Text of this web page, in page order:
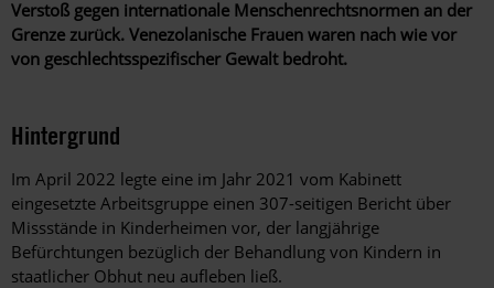
Verstoß gegen internationale Menschenrechtsnormen an der
Grenze zurück. Venezolanische Frauen waren nach wie vor
von geschlechtsspezifischer Gewalt bedroht.
Hintergrund
Im April 2022 legte eine im Jahr 2021 vom Kabinett
eingesetzte Arbeitsgruppe einen 307-seitigen Bericht über
Missstände in Kinderheimen vor, der langjährige
Befürchtungen bezüglich der Behandlung von Kindern in
staatlicher Obhut neu aufleben ließ.